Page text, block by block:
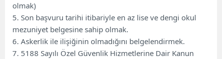
olmak)
5. Son başvuru tarihi itibariyle en az lise ve dengi okul
mezuniyet belgesine sahip olmak.
6. Askerlik ile ilişiğinin olmadığını belgelendirmek.
7. 5188 Sayılı Özel Güvenlik Hizmetlerine Dair Kanun